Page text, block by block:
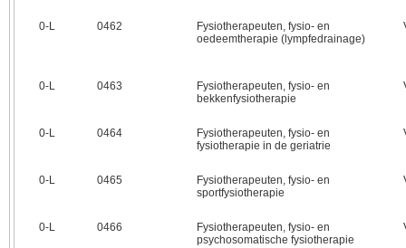
0‑L 0462
Fysiotherapeuten, fysio- en
oedeemtherapie (lympfedrainage)
0‑L 0463
Fysiotherapeuten, fysio- en
bekkenfysiotherapie
0‑L 0464
Fysiotherapeuten, fysio- en
fysiotherapie in de geriatrie
0‑L 0465
Fysiotherapeuten, fysio- en
sportfysiotherapie
0‑L 0466
Fysiotherapeuten, fysio- en
psychosomatische fysiotherapie